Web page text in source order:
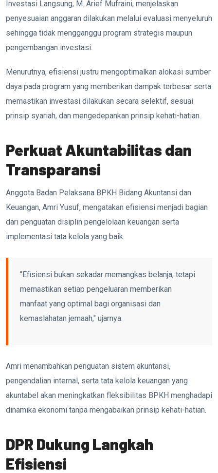
Investasi Langsung, M. Arief Mufraini, menjelaskan
penyesuaian anggaran dilakukan melalui evaluasi menyeluruh
sehingga tidak mengganggu program strategis maupun
pengembangan investasi.
Menurutnya, efisiensi justru mengoptimalkan alokasi sumber
daya pada program yang memberikan dampak terbesar serta
memastikan investasi dilakukan secara selektif, sesuai
prinsip syariah, dan mengedepankan prinsip kehati-hatian.
Perkuat Akuntabilitas dan
Transparansi
Anggota Badan Pelaksana BPKH Bidang Akuntansi dan
Keuangan, Amri Yusuf, mengatakan efisiensi menjadi bagian
dari penguatan disiplin pengelolaan keuangan serta
implementasi tata kelola yang baik.
"Efisiensi bukan sekadar memangkas belanja, tetapi
memastikan setiap pengeluaran memberikan
manfaat yang optimal bagi organisasi dan
kemaslahatan jemaah," ujarnya.
Amri menambahkan penguatan sistem akuntansi,
pengendalian internal, serta tata kelola keuangan yang
akuntabel akan meningkatkan fleksibilitas BPKH menghadapi
dinamika ekonomi tanpa mengabaikan prinsip kehati-hatian.
DPR Dukung Langkah
Efisiensi